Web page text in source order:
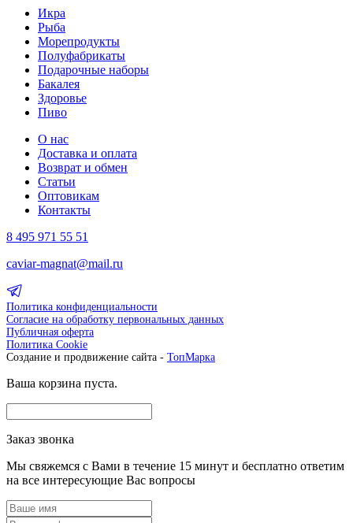
Икра
Рыба
Морепродукты
Полуфабрикаты
Подарочные наборы
Бакалея
Здоровье
Пиво
О нас
Доставка и оплата
Возврат и обмен
Статьи
Оптовикам
Контакты
8 495 971 55 51
caviar-magnat@mail.ru
Политика конфиденциальности
Согласие на обработку первональных данных
Публичная оферта
Политика Cookie
Создание и продвижение сайта - ТопМарка
Ваша корзина пуста.
Заказ звонка
Мы свяжемся с Вами в течение 15 минут и бесплатно ответим
на все интересующие Вас вопросы